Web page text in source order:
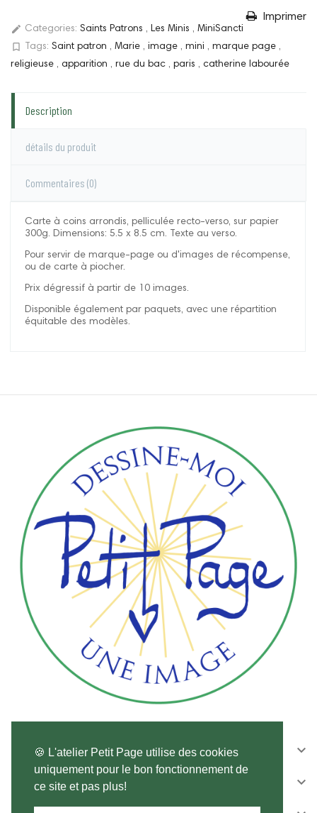
🍪 L'atelier Petit Page utilise des cookies
uniquement pour le bon fonctionnement de
ce site et pas plus!
Imprimer
edit Categories: Saints Patrons , Les Minis , MiniSancti
bookmark_border Tags: Saint patron , Marie , image , mini , marque page ,
religieuse , apparition , rue du bac , paris , catherine labourée
Description
détails du produit
Commentaires (0)
Carte à coins arrondis, pelliculée recto-verso, sur papier
300g. Dimensions: 5.5 x 8.5 cm. Texte au verso.
Pour servir de marque-page ou d'images de récompense,
ou de carte à piocher.
Prix dégressif à partir de 10 images.
Disponible également par paquets, avec une répartition
équitable des modèles.
CONTACTEZ-NOUS 
SUIVEZ-NOUS 